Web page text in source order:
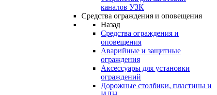
каналов УЗК
Средства ограждения и оповещения
Назад
Средства ограждения и
оповещения
Аварийные и защитные
ограждения
Аксессуары для установки
ограждений
Дорожные столбики, пластины и